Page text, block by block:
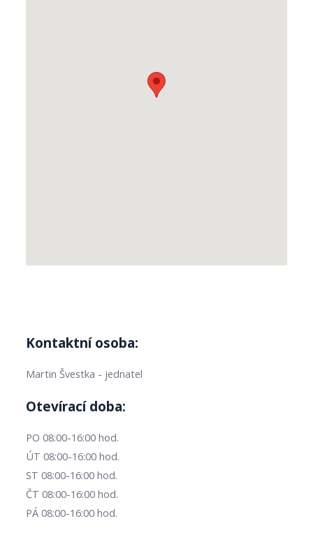
Kontaktní osoba:
Martin Švestka - jednatel
Otevírací doba:
PO 08:00-16:00 hod.
ÚT 08:00-16:00 hod.
ST 08:00-16:00 hod.
ČT 08:00-16:00 hod.
PÁ 08:00-16:00 hod.